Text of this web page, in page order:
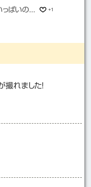
っぱいの... +1
撮れました！